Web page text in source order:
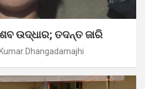
ଉଦ୍ଧାର; ତଦନ୍ତ ଜାରି
Dhangadamajhi